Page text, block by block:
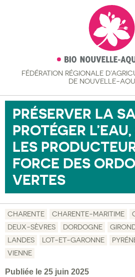
FÉDÉRATION RÉGIONALE
DE NOUVELLE-
PRÉSERVER LA
PROTÉGER
LES
FORCE DES
VERTES
CHARENTE CHARENTE-MARITIME
DEUX-SÈVRES
DORDOGNE
LANDES
LOT-ET-GARONNE
VIENNE
Publiée le 25 juin 2025